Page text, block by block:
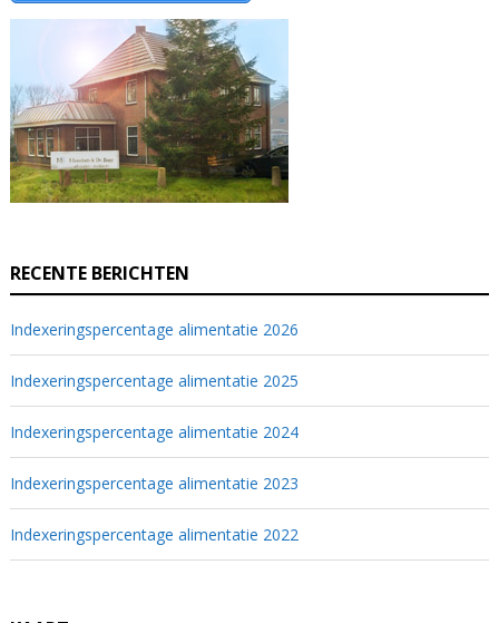
RECENTE BERICHTEN
Indexeringspercentage alimentatie 2026
Indexeringspercentage alimentatie 2025
Indexeringspercentage alimentatie 2024
Indexeringspercentage alimentatie 2023
Indexeringspercentage alimentatie 2022